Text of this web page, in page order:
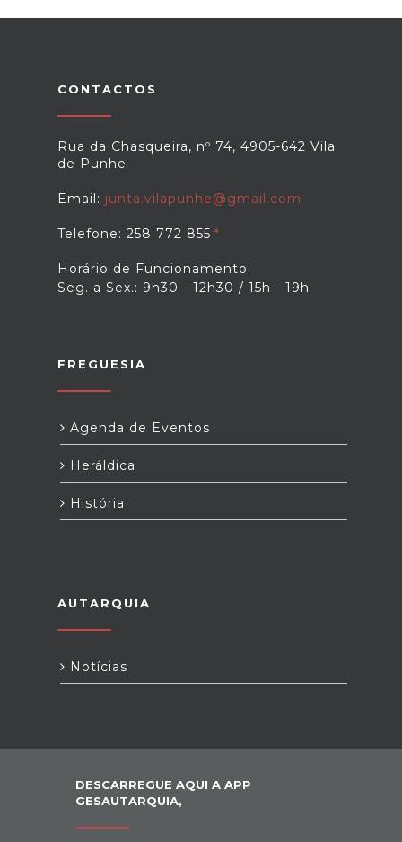
CONTACTOS
Rua da Chasqueira, nº 74, 4905-642 Vila
de Punhe
Email: junta.vilapunhe@gmail.com
Telefone: 258 772 855
Horário de Funcionamento:
Seg. a Sex.: 9h30 - 12h30 / 15h - 19h
FREGUESIA
Agenda de Eventos
Heráldica
História
AUTARQUIA
Notícias
DESCARREGUE AQUI A APP
GESAUTARQUIA,